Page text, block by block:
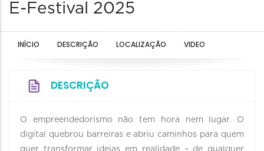
E-Festival 2025
INÍCIO DESCRIÇÃO LOCALIZAÇÃO VIDEO
DESCRIÇÃO
O empreendedorismo não tem hora nem lugar. O
digital quebrou barreiras e abriu caminhos para quem
quer transformar ideias em realidade – de qualquer